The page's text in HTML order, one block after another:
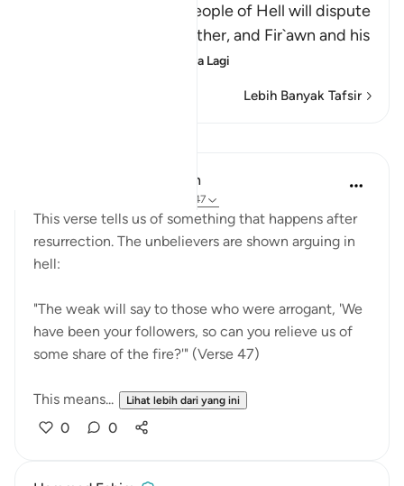
Allah tells us how the people of Hell will dispute
and argue with one another, and Fir`awn and his
Baca Lagi
Lebih Banyak Tafsir
In the Shade of the Quran
ayat 40:47
This verse tells us of something that happens after
resurrection. The unbelievers are shown arguing in
hell:
"The weak will say to those who were arrogant, 'We
have been your followers, so can you relieve us of
some share of the fire?'" (Verse 47)
This means... Lihat lebih dari yang ini
0 0